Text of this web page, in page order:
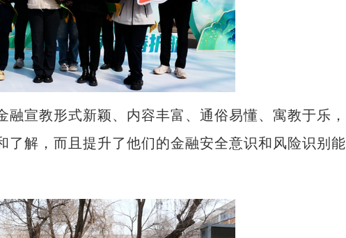
宣教形式新颖、内容丰富、通俗易懂、寓教于乐，
了解，而且提升了他们的金融安全意识和风险识别能